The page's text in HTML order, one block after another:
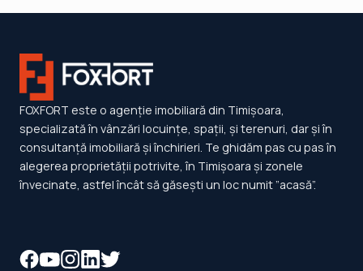
FOXFORT este o agenție imobiliară din Timișoara,
specializată în vânzări locuințe, spații, și terenuri, dar și în
consultanță imobiliară și închirieri. Te ghidăm pas cu pas în
alegerea proprietății potrivite, în Timișoara și zonele
învecinate, astfel încât să găsești un loc numit ”acasă”.